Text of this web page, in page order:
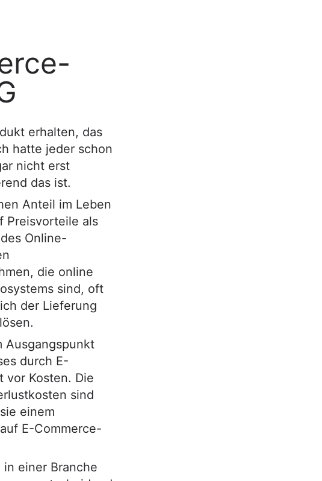
erhalten, das
hatte jeder schon
nicht erst
das ist.
Anteil im Leben
Preisvorteile als
Online-
die online
sind, oft
der Lieferung
Ausgangspunkt
durch E-
vor Kosten. Die
sind
einem
E-Commerce-
einer Branche